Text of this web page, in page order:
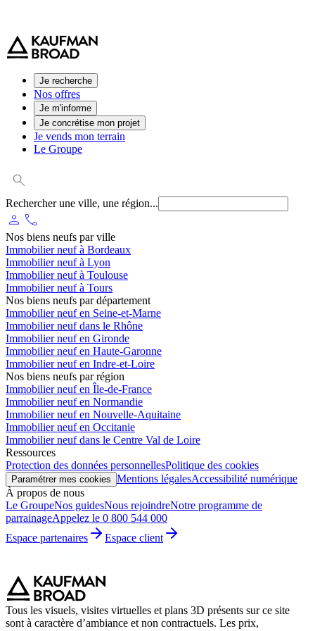
Je recherche
Nos offres
Je m'informe
Je concrétise mon projet
Je vends mon terrain
Le Groupe
Rechercher une ville, une région...
person phone
Nos biens neufs par ville
Immobilier neuf à Bordeaux
Immobilier neuf à Lyon
Immobilier neuf à Toulouse
Immobilier neuf à Tours
Nos biens neufs par département
Immobilier neuf en Seine-et-Marne
Immobilier neuf dans le Rhône
Immobilier neuf en Gironde
Immobilier neuf en Haute-Garonne
Immobilier neuf en Indre-et-Loire
Nos biens neufs par région
Immobilier neuf en Île-de-France
Immobilier neuf en Normandie
Immobilier neuf en Nouvelle-Aquitaine
Immobilier neuf en Occitanie
Immobilier neuf dans le Centre Val de Loire
Ressources
Protection des données personnellesPolitique des cookies
Paramétrer mes cookies Mentions légalesAccessibilité numérique
À propos de nous
Le GroupeNos guidesNous rejoindreNotre programme de
parrainageAppelez le 0 800 544 000
Espace partenaires
Espace client
Tous les visuels, visites virtuelles et plans 3D présents sur ce site
sont à caractère d’ambiance et non contractuels. Les prix,